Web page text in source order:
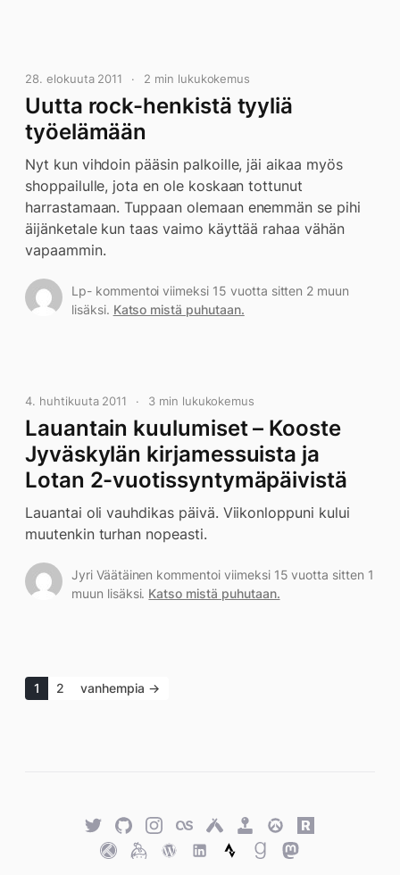
28. elokuuta 2011 2 min lukukokemus
Uutta rock-henkistä tyyliä
työelämään
Nyt kun vihdoin pääsin palkoille, jäi aikaa myös
shoppailulle, jota en ole koskaan tottunut
harrastamaan. Tuppaan olemaan enemmän se pihi
äijänketale kun taas vaimo käyttää rahaa vähän
vapaammin.
Lp- kommentoi viimeksi 15 vuotta sitten 2 muun
lisäksi. Katso mistä puhutaan.
4. huhtikuuta 2011 3 min lukukokemus
Lauantain kuulumiset – Kooste
Jyväskylän kirjamessuista ja
Lotan 2-vuotissyntymäpäivistä
Lauantai oli vauhdikas päivä. Viikonloppuni kului
muutenkin turhan nopeasti.
Jyri Väätäinen kommentoi viimeksi 15 vuotta sitten 1
muun lisäksi. Katso mistä puhutaan.
1 2 vanhempia →
TwitterGitHubTwitterLast.fmUntappd
Retro
Achievements
Overwatch
Rawg.io
TraktKeybaseWordPress
WordPress
StravaGoodreads
Mastodon